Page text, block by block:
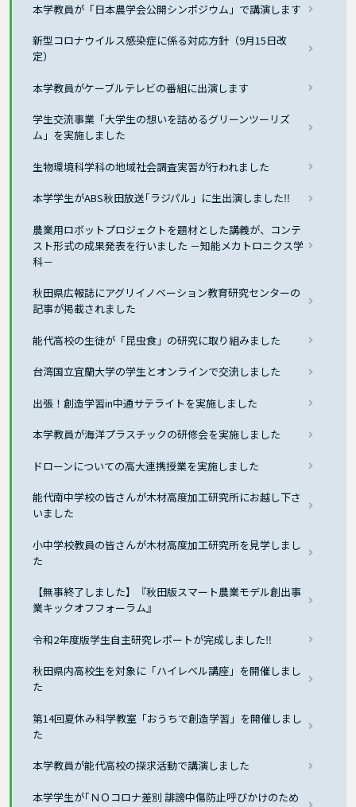
本学教員が「日本農学会公開シンポジウム」で講演します
新型コロナウイルス感染症に係る対応方針（9月15日改
定）
本学教員がケーブルテレビの番組に出演します
学生交流事業「大学生の想いを詰めるグリーンツーリズ
ム」を実施しました
生物環境科学科の地域社会調査実習が行われました
本学学生がABS秋田放送｢ラジパル」に生出演しました‼
農業用ロボットプロジェクトを題材とした講義が、コンテ
スト形式の成果発表を行いました －知能メカトロニクス学
科－
秋田県広報誌にアグリイノベーション教育研究センターの
記事が掲載されました
能代高校の生徒が「昆虫食」の研究に取り組みました
台湾国立宜蘭大学の学生とオンラインで交流しました
出張！創造学習in中通サテライトを実施しました
本学教員が海洋プラスチックの研修会を実施しました
ドローンについての高大連携授業を実施しました
能代南中学校の皆さんが木材高度加工研究所にお越し下さ
いました
小中学校教員の皆さんが木材高度加工研究所を見学しまし
た
【無事終了しました】『秋田版スマート農業モデル創出事
業キックオフフォーラム』
令和2年度版学生自主研究レポートが完成しました‼
秋田県内高校生を対象に「ハイレベル講座」を開催しまし
た
第14回夏休み科学教室「おうちで創造学習」を開催しまし
た
本学教員が能代高校の探求活動で講演しました
本学学生が｢ＮＯコロナ差別 誹謗中傷防止呼びかけのため